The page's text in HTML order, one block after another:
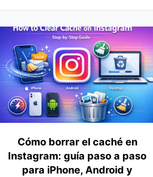
Cómo borrar el caché en
Instagram: guía paso a paso
para iPhone, Android y